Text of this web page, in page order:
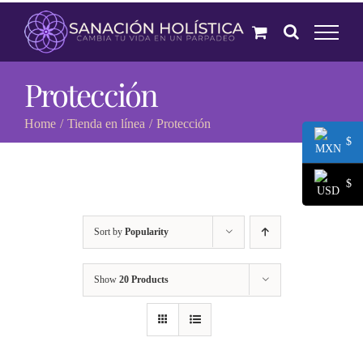
content
Protección
Home Tienda en línea Protección
Sort by Popularity
Show 20 Products
$
$